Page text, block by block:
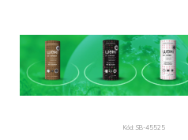
Kód: SB-45525